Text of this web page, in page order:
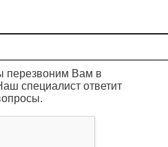
перезвоним Вам в
специалист ответит